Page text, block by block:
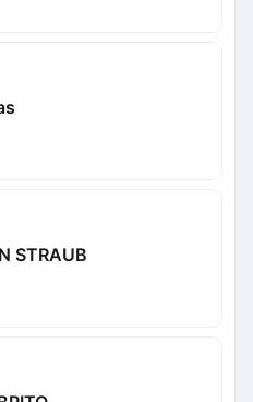
STRAUB